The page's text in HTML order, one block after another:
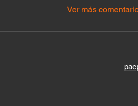
Ver más